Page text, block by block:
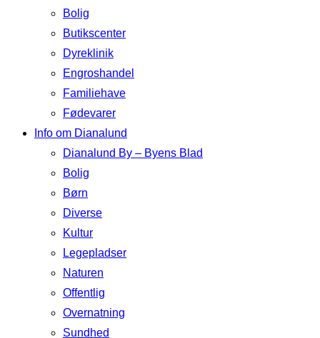
Bolig
Butikscenter
Dyreklinik
Engroshandel
Familiehave
Fødevarer
Info om Dianalund
Dianalund By – Byens Blad
Bolig
Børn
Diverse
Kultur
Legepladser
Naturen
Offentlig
Overnatning
Sundhed